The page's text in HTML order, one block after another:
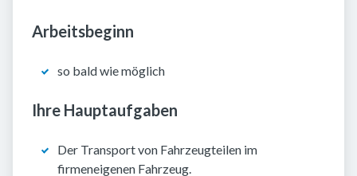
Arbeitsbeginn
so bald wie möglich
Ihre Hauptaufgaben
Der Transport von Fahrzeugteilen im
firmeneigenen Fahrzeug.